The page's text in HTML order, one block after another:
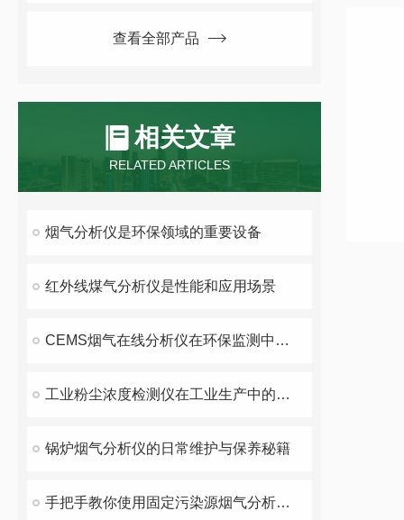
查看全部产品
相关文章
RELATED ARTICLES
烟气分析仪是环保领域的重要设备
红外线煤气分析仪是性能和应用场景
CEMS烟气在线分析仪在环保监测中的重要作用
工业粉尘浓度检测仪在工业生产中的重要性
锅炉烟气分析仪的日常维护与保养秘籍
手把手教你使用固定污染源烟气分析仪进行数据采集